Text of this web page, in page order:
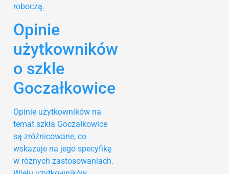
roboczą.
Opinie
użytkowników
o szkle
Goczałkowice
Opinie użytkowników na
temat szkła Goczałkowice
są zróżnicowane, co
wskazuje na jego specyfikę
w różnych zastosowaniach.